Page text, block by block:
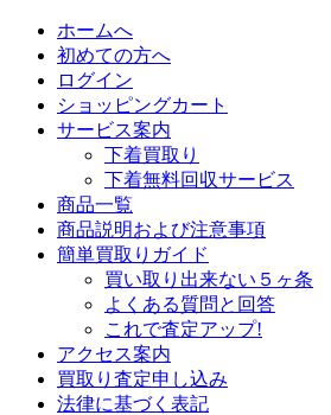
ホームへ
初めての方へ
ログイン
ショッピングカート
サービス案内
下着買取り
下着無料回収サービス
商品一覧
商品説明および注意事項
簡単買取りガイド
買い取り出来ない５ヶ条
よくある質問と回答
これで査定アップ!
アクセス案内
買取り査定申し込み
法律に基づく表記